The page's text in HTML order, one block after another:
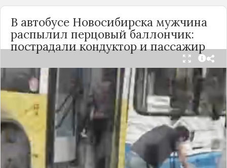
В автобусе Новосибирска мужчина
распылил перцовый баллончик:
пострадали кондуктор и пассажир
Вечером 24 сентября в салоне автобуса маршрута
№18 в Новосибирске произошёл инцидент с
применением перцового баллончика. Как
сообщили очевидцы в
Telegram-канале
«Инцидент Новосибирск», неизвестный
мужчина с бородой сначала вступил в перепалку
с кондуктором, затем поссорился с другими
пассажирами. В ходе конфликта он достал
газовый баллончик и распылил его в салоне.